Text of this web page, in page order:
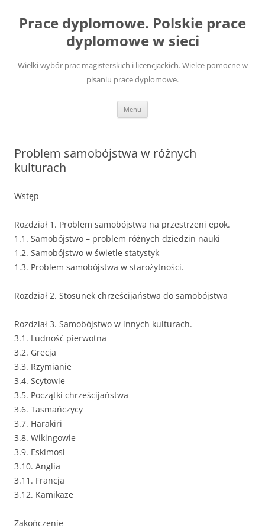
treści
Prace dyplomowe. Polskie prace
dyplomowe w sieci
Wielki wybór prac magisterskich i licencjackich. Wielce pomocne w
pisaniu prace dyplomowe.
Menu
Problem samobójstwa w różnych
kulturach
Wstęp
Rozdział 1. Problem samobójstwa na przestrzeni epok.
1.1. Samobójstwo – problem różnych dziedzin nauki
1.2. Samobójstwo w świetle statystyk
1.3. Problem samobójstwa w starożytności.
Rozdział 2. Stosunek chrześcijaństwa do samobójstwa
Rozdział 3. Samobójstwo w innych kulturach.
3.1. Ludność pierwotna
3.2. Grecja
3.3. Rzymianie
3.4. Scytowie
3.5. Początki chrześcijaństwa
3.6. Tasmańczycy
3.7. Harakiri
3.8. Wikingowie
3.9. Eskimosi
3.10. Anglia
3.11. Francja
3.12. Kamikaze
Zakończenie